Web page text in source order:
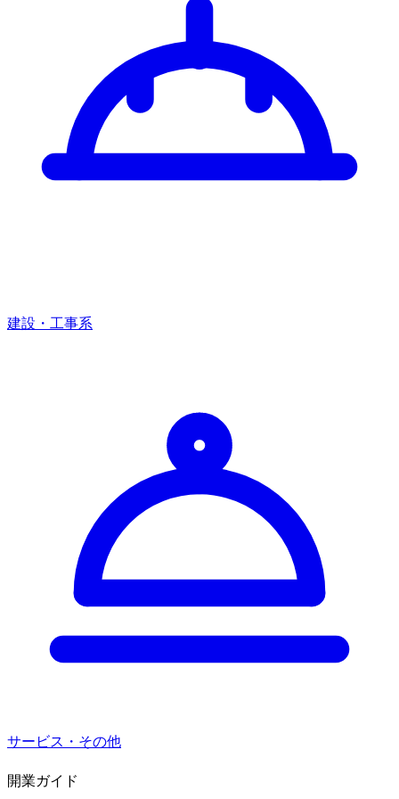
建設・工事系
サービス・その他
開業ガイド